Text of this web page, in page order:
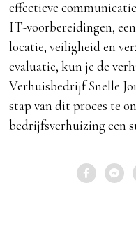
effectieve
IT-voorbereidingen,
locatie, veiligheid en
evaluatie, kun je de
Verhuisbedrijf Snelle
stap van dit proces te
bedrijfsverhuizing een